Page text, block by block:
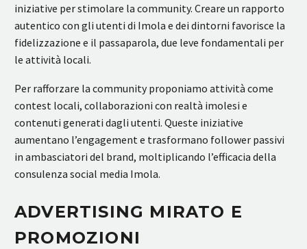
iniziative per stimolare la community. Creare un rapporto
autentico con gli utenti di Imola e dei dintorni favorisce la
fidelizzazione e il passaparola, due leve fondamentali per
le attività locali.
Per rafforzare la community proponiamo attività come
contest locali, collaborazioni con realtà imolesi e
contenuti generati dagli utenti. Queste iniziative
aumentano l’engagement e trasformano follower passivi
in ambasciatori del brand, moltiplicando l’efficacia della
consulenza social media Imola.
ADVERTISING MIRATO E
PROMOZIONI